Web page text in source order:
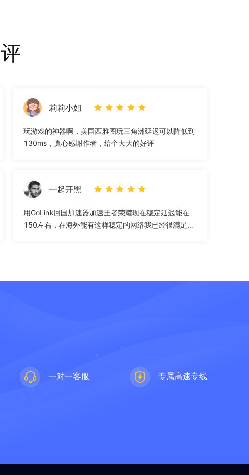
莉莉小姐
玩游戏的神器啊，美国西雅图玩三角洲延迟可以降低到
130ms，真心感谢作者，给个大大的好评
一起开黑
用GoLink回国加速器加速王者荣耀现在稳定延迟能在
150左右，在海外能有这样稳定的网络我已经很满足
一对一客服 专属高速专线